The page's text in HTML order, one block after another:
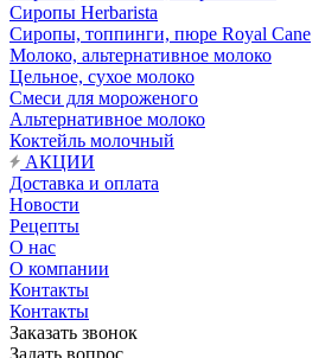
Сиропы Herbarista
Сиропы, топпинги, пюре Royal Cane
Молоко, альтернативное молоко
Цельное, сухое молоко
Смеси для мороженого
Альтернативное молоко
Коктейль молочный
АКЦИИ
Доставка и оплата
Новости
Рецепты
О нас
О компании
Контакты
Контакты
Заказать звонок
Задать вопрос